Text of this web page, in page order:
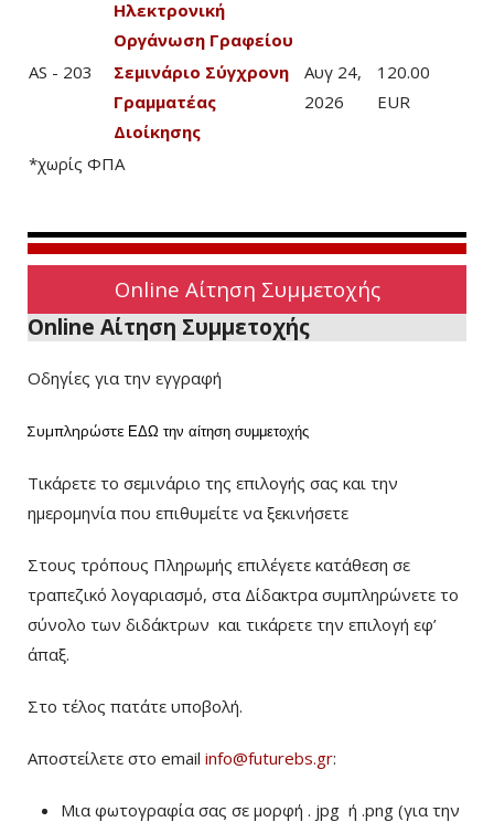
Ηλεκτρονική
Οργάνωση Γραφείου
AS - 203
Σεμινάριο Σύγχρονη
Γραμματέας
Διοίκησης
Αυγ 24,
2026
120.00
EUR
*χωρίς ΦΠΑ
Online Αίτηση Συμμετοχής
Online Αίτηση Συμμετοχής
Οδηγίες για την εγγραφή
Συμπληρώστε ΕΔΩ την αίτηση συμμετοχής
Τικάρετε το σεμινάριο της επιλογής σας και την
ημερομηνία που επιθυμείτε να ξεκινήσετε
Στους τρόπους Πληρωμής επιλέγετε κατάθεση σε
τραπεζικό λογαριασμό, στα Δίδακτρα συμπληρώνετε το
σύνολο των διδάκτρων και τικάρετε την επιλογή εφ’
άπαξ.
Στο τέλος πατάτε υποβολή.
Αποστείλετε στο email info@futurebs.gr:
Μια φωτογραφία σας σε μορφή . jpg ή .png (για την